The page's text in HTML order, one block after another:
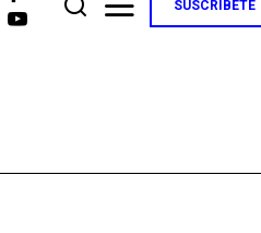
SUSCRÍBETE